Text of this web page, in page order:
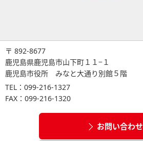
〒 892-8677
鹿児島県鹿児島市山下町１１−１
鹿児島市役所 みなと大通り別館５階
TEL：099-216-1327
FAX：099-216-1320
お問い合わせ